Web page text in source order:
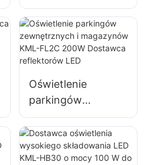
KML-FL2C 100W
do oświetlenia
zewnętrznych
billboardów i
reklamowych
Oświetlenie
parkingów
zewnętrznych i
magazynów KML-
FL2C 200W